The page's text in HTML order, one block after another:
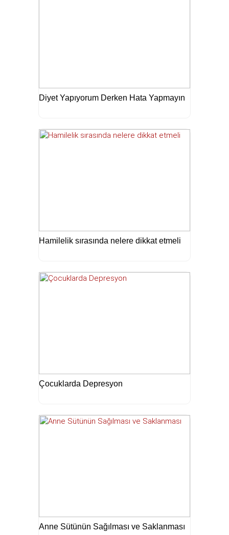
Diyet Yapıyorum Derken Hata Yapmayın
Hamilelik sırasında nelere dikkat etmeli
Çocuklarda Depresyon
Anne Sütünün Sağılması ve Saklanması